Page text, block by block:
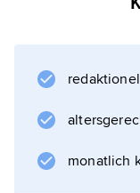
Wesentlichen
eine
Flugabwehr-,
monatlich